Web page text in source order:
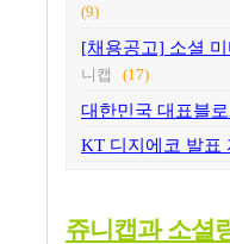
(9)
[채용공고] 소셜
니캡
(17)
대한민국 대표블
KT 디지에코 발표
쥬니캡과 소셜